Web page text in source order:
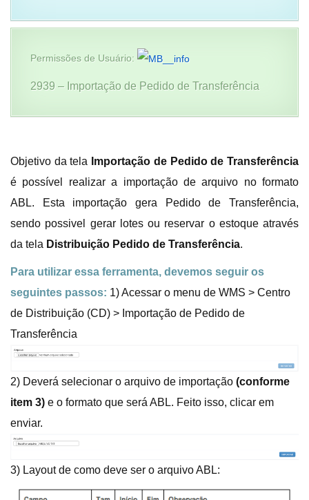
Permissões de Usuário:
2939 – Importação de Pedido de Transferência
Objetivo da tela Importação de Pedido de Transferência
é possível realizar a importação de arquivo no formato
ABL. Esta importação gera Pedido de Transferência,
sendo possivel gerar lotes ou reservar o estoque através
da tela Distribuição Pedido de Transferência.
Para utilizar essa ferramenta, devemos seguir os
seguintes passos: 1) Acessar o menu de WMS > Centro
de Distribuição (CD) > Importação de Pedido de
Transferência
2) Deverá selecionar o arquivo de importação (conforme
item 3) e o formato que será ABL. Feito isso, clicar em
enviar.
3) Layout de como deve ser o arquivo ABL: